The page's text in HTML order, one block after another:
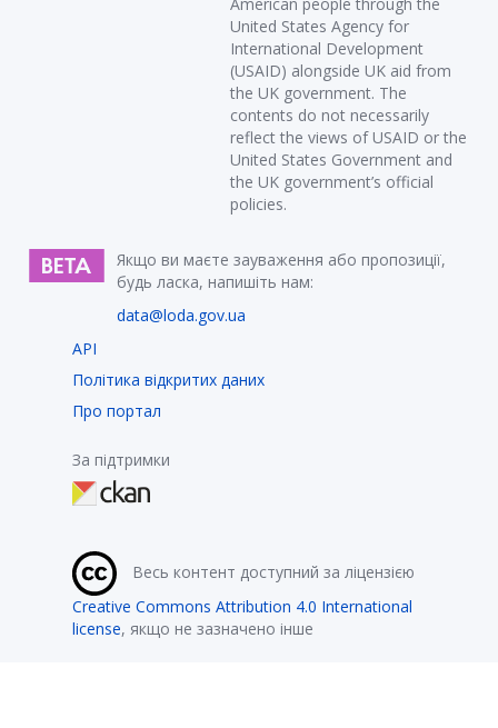
United States Agency for
International Development
(USAID) alongside UK aid from
the UK government. The
contents do not necessarily
reflect the views of USAID or the
United States Government and
the UK government’s official
policies.
Якщо ви маєте зауваження або пропозиції,
будь ласка, напишіть нам:
data@loda.gov.ua
API
Політика відкритих даних
Про портал
За підтримки
Весь контент доступний за ліцензією
Creative Commons Attribution 4.0 International
license, якщо не зазначено інше